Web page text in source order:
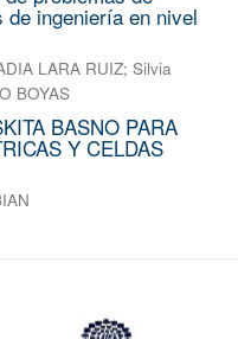
ingeniería en nivel
LARA RUIZ; Silvia
BOYAS
BASNO PARA
Y CELDAS